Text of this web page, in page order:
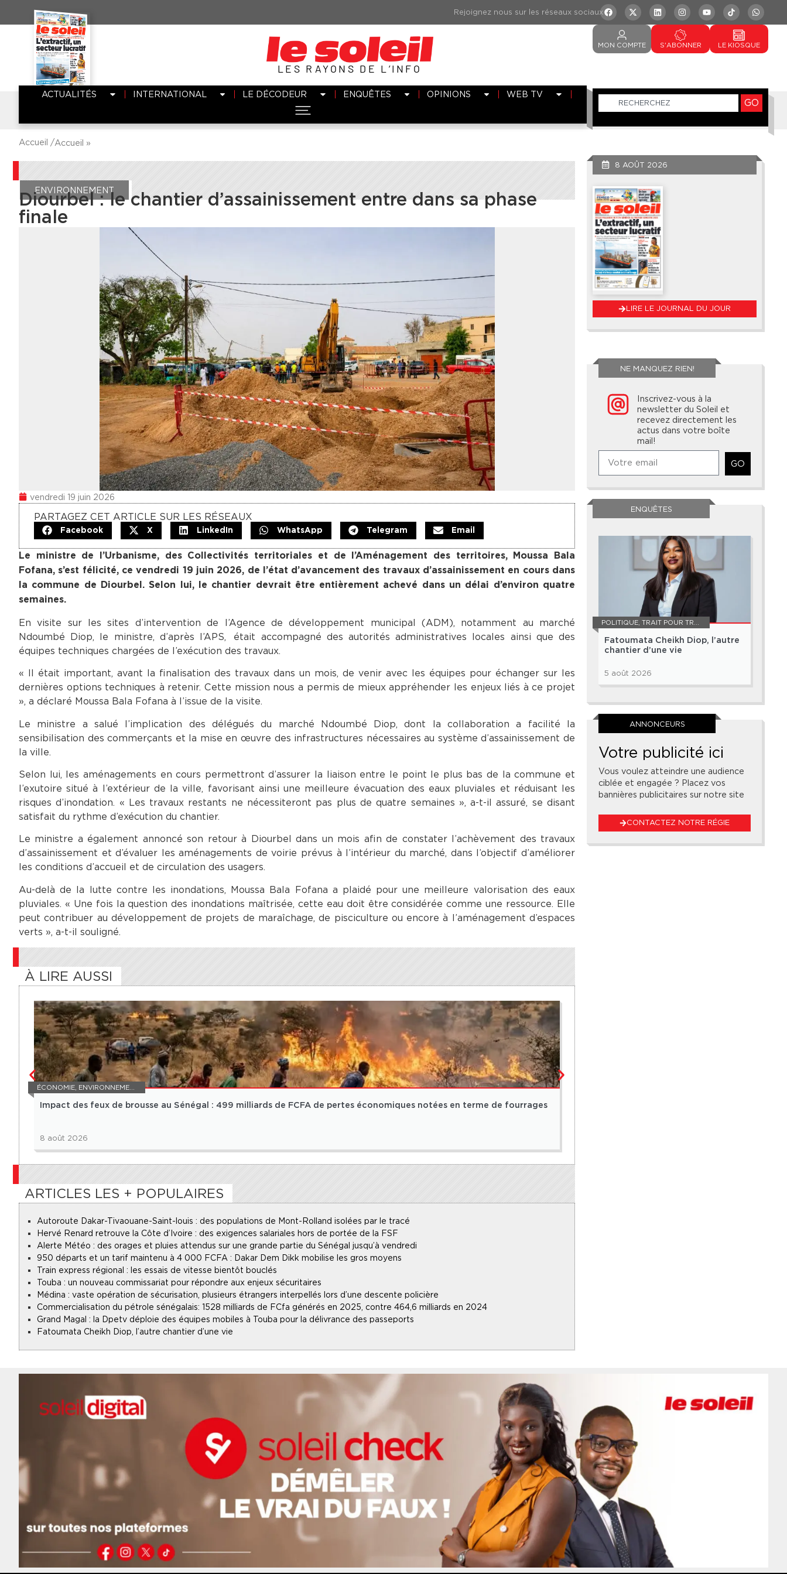
LES RAYONS DE L’INFO
MON COMPTE S'ABONNER LE KIOSQUE
ACTUALITÉS INTERNATIONAL LE DÉCODEUR ENQUÊTES OPINIONS WEB TV
GO
Accueil /Accueil »
ENVIRONNEMENT
Diourbel : le chantier d’assainissement entre dans sa phase
finale
vendredi 19 juin 2026
PARTAGEZ CET ARTICLE SUR LES RÉSEAUX
Facebook X LinkedIn WhatsApp Telegram Email
Le ministre de l’Urbanisme, des Collectivités territoriales et de l’Aménagement des territoires, Moussa Bala
Fofana, s’est félicité, ce vendredi 19 juin 2026, de l’état d’avancement des travaux d’assainissement en cours dans
la commune de Diourbel. Selon lui, le chantier devrait être entièrement achevé dans un délai d’environ quatre
semaines.
En visite sur les sites d’intervention de l’Agence de développement municipal (ADM), notamment au marché
Ndoumbé Diop, le ministre, d’après l’APS, était accompagné des autorités administratives locales ainsi que des
équipes techniques chargées de l’exécution des travaux.
« Il était important, avant la finalisation des travaux dans un mois, de venir avec les équipes pour échanger sur les
dernières options techniques à retenir. Cette mission nous a permis de mieux appréhender les enjeux liés à ce projet
», a déclaré Moussa Bala Fofana à l’issue de la visite.
Le ministre a salué l’implication des délégués du marché Ndoumbé Diop, dont la collaboration a facilité la
sensibilisation des commerçants et la mise en œuvre des infrastructures nécessaires au système d’assainissement de
la ville.
Selon lui, les aménagements en cours permettront d’assurer la liaison entre le point le plus bas de la commune et
l’exutoire situé à l’extérieur de la ville, favorisant ainsi une meilleure évacuation des eaux pluviales et réduisant les
risques d’inondation. « Les travaux restants ne nécessiteront pas plus de quatre semaines », a-t-il assuré, se disant
satisfait du rythme d’exécution du chantier.
Le ministre a également annoncé son retour à Diourbel dans un mois afin de constater l’achèvement des travaux
d’assainissement et d’évaluer les aménagements de voirie prévus à l’intérieur du marché, dans l’objectif d’améliorer
les conditions d’accueil et de circulation des usagers.
Au-delà de la lutte contre les inondations, Moussa Bala Fofana a plaidé pour une meilleure valorisation des eaux
pluviales. « Une fois la question des inondations maîtrisée, cette eau doit être considérée comme une ressource. Elle
peut contribuer au développement de projets de maraîchage, de pisciculture ou encore à l’aménagement d’espaces
verts », a-t-il souligné.
À LIRE AUSSI
ÉCONOMIE, ENVIRONNEMENT
Impact des feux de brousse au Sénégal : 499 milliards de FCFA de pertes économiques notées en terme de fourrages
8 août 2026
ENVIRONNEMENT
ARTICLES LES + POPULAIRES
Autoroute Dakar-Tivaouane-Saint-louis : des populations de Mont-Rolland isolées par le tracé
Hervé Renard retrouve la Côte d’Ivoire : des exigences salariales hors de portée de la FSF
Alerte Météo : des orages et pluies attendus sur une grande partie du Sénégal jusqu’à vendredi
950 départs et un tarif maintenu à 4 000 FCFA : Dakar Dem Dikk mobilise les gros moyens
Train express régional : les essais de vitesse bientôt bouclés
Touba : un nouveau commissariat pour répondre aux enjeux sécuritaires
Médina : vaste opération de sécurisation, plusieurs étrangers interpellés lors d’une descente policière
Commercialisation du pétrole sénégalais : 1528 milliards de FCfa générés en 2025, contre 464,6 milliards en 2024
Grand Magal : la Dpetv déploie des équipes mobiles à Touba pour la délivrance des passeports
Fatoumata Cheikh Diop, l’autre chantier d’une vie
8 AOÛT 2026
LIRE LE JOURNAL DU JOUR
NE MANQUEZ RIEN!
Inscrivez-vous à la
newsletter du Soleil et
recevez directement les
actus dans votre boîte
mail!
GO
ENQUÊTES
POLITIQUE, TRAIT POUR TRAIT
Fatoumata Cheikh Diop, l’autre
chantier d’une vie
5 août 2026
ANNONCEURS
Votre publicité ici
Vous voulez atteindre une audience
ciblée et engagée ? Placez vos
bannières publicitaires sur notre site
CONTACTEZ NOTRE RÉGIE